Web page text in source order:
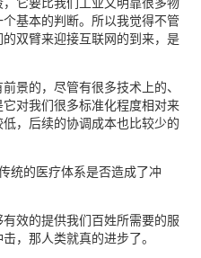
基本的判断。所以我觉得不管
双臂来迎接互联网的到来，是
景的，尽管有很多技术上的、
对我们很多标准化程度相对来
，后续的协调成本也比较少的
统的医疗体系是否造成了冲
有效的提供我们百姓所需要的服
，那人类就真的进步了。